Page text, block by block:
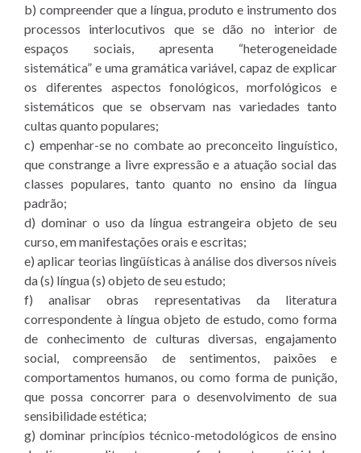
b) compreender que a língua, produto e instrumento dos
processos interlocutivos que se dão no interior de
espaços sociais, apresenta “heterogeneidade
sistemática” e uma gramática variável, capaz de explicar
os diferentes aspectos fonológicos, morfológicos e
sistemáticos que se observam nas variedades tanto
cultas quanto populares;
c) empenhar-se no combate ao preconceito linguístico,
que constrange a livre expressão e a atuação social das
classes populares, tanto quanto no ensino da língua
padrão;
d) dominar o uso da língua estrangeira objeto de seu
curso, em manifestações orais e escritas;
e) aplicar teorias lingüísticas à análise dos diversos níveis
da (s) língua (s) objeto de seu estudo;
f) analisar obras representativas da literatura
correspondente à língua objeto de estudo, como forma
de conhecimento de culturas diversas, engajamento
social, compreensão de sentimentos, paixões e
comportamentos humanos, ou como forma de punição,
que possa concorrer para o desenvolvimento de sua
sensibilidade estética;
g) dominar princípios técnico-metodológicos de ensino